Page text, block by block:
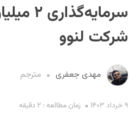
شرکت لنوو
مهدی جعفری مترجم
۹ خرداد ۱۴۰۳ زمان مطالعه : ۲ دقیقه